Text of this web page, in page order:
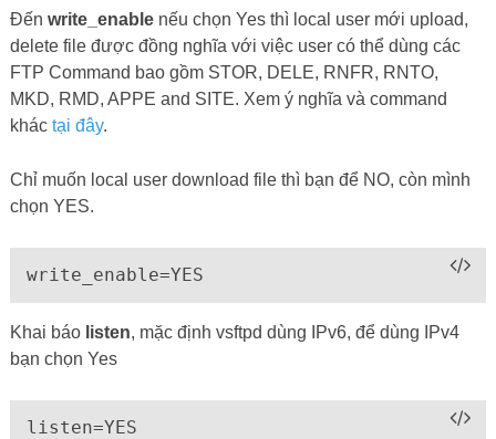
Đến write_enablenếu chọn Yes thì local user mới upload,
delete file được đồng nghĩa với việc user có thể dùng các
FTP Command bao gồm STOR, DELE, RNFR, RNTO,
MKD, RMD, APPE and SITE. Xem ý nghĩa và command
khác tại đây.
Chỉ muốn local user download file thì bạn để NO, còn mình
chọn YES.
write_enable=YES
Khai báo listen, mặc định vsftpd dùng IPv6, để dùng IPv4
bạn chọn Yes
listen=YES